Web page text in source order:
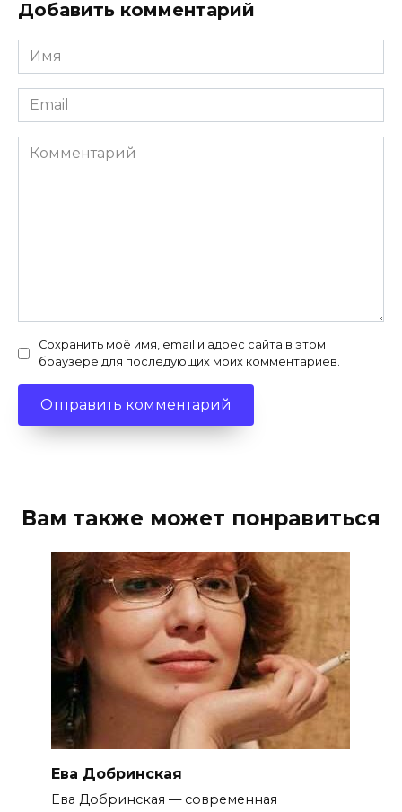
Добавить комментарий
Имя
*
Email
*
Комментарий
Сохранить моё имя, email и адрес сайта в этом
браузере для последующих моих комментариев.
Вам также может понравиться
Ева Добринская
Ева Добринская — современная